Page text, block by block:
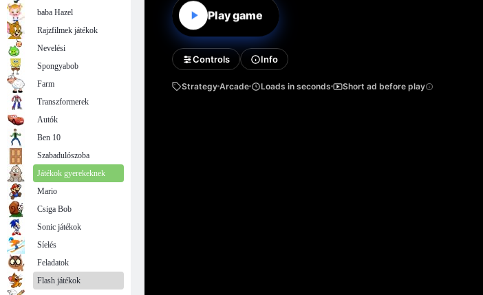
baba Hazel
Rajzfilmek játékok
Nevelési
Spongyabob
Farm
Transzformerek
Autók
Ben 10
Szabadulószoba
Játékok gyerekeknek
Mario
Csiga Bob
Sonic játékok
Síelés
Feladatok
Flash játékok